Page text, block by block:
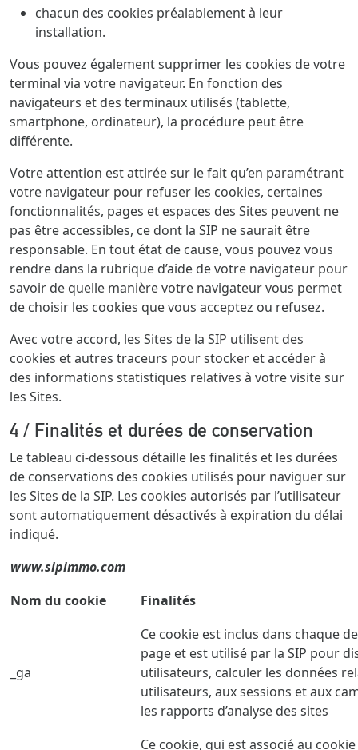
chacun des cookies préalablement à leur
installation.
Vous pouvez également supprimer les cookies de votre
terminal via votre navigateur. En fonction des
navigateurs et des terminaux utilisés (tablette,
smartphone, ordinateur), la procédure peut être
différente.
Votre attention est attirée sur le fait qu’en paramétrant
votre navigateur pour refuser les cookies, certaines
fonctionnalités, pages et espaces des Sites peuvent ne
pas être accessibles, ce dont la SIP ne saurait être
responsable. En tout état de cause, vous pouvez vous
rendre dans la rubrique d’aide de votre navigateur pour
savoir de quelle manière votre navigateur vous permet
de choisir les cookies que vous acceptez ou refusez.
Avec votre accord, les Sites de la SIP utilisent des
cookies et autres traceurs pour stocker et accéder à
des informations statistiques relatives à votre visite sur
les Sites.
4 / Finalités et durées de conservation
Le tableau ci-dessous détaille les finalités et les durées
de conservations des cookies utilisés pour naviguer sur
les Sites de la SIP. Les cookies autorisés par l’utilisateur
sont automatiquement désactivés à expiration du délai
indiqué.
www.sipimmo.com
Nom du cookie
Finalités
_ga
Ce cookie est inclus dans chaque
page et est utilisé par la SIP pour
utilisateurs, calculer les données
utilisateurs, aux sessions et aux
les rapports d’analyse des sites
Ce cookie, qui est associé au cookie